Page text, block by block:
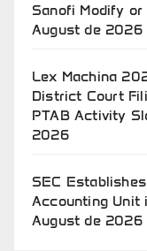
Sanofi Modify
August de 2026
Lex Machina
District Court
PTAB Activity
2026
SEC
Accounting Unit
August de 2026